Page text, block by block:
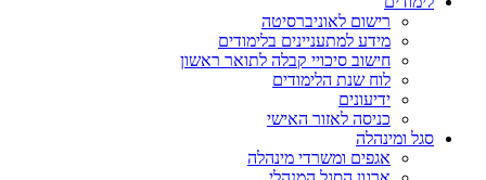
רישום לאוניברסיטה
מידע למתעניינים בלימודים
חישוב סיכויי קבלה לתואר ראשון
לוח שנת הלימודים
ידיעונים
כניסה לאזור האישי
סגל ומינהלה
אגפים ומשרדי מינהלה